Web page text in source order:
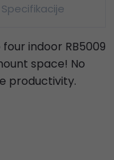
Specifikacije
indoor RB5009
space! No
productivity.